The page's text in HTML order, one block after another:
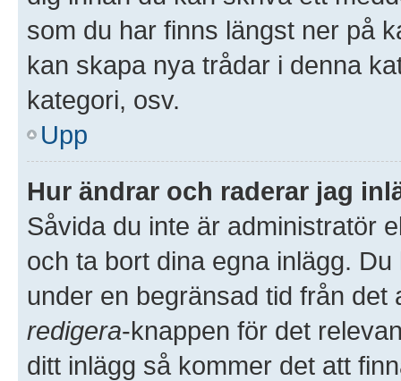
som du har finns längst ner på
kan skapa nya trådar i denna
kategori, osv.
Upp
Hur ändrar och raderar jag
Såvida du inte är administratör
och ta bort dina egna inlägg.
under en begränsad tid från
redigera-knappen för det
ditt inlägg så kommer det att